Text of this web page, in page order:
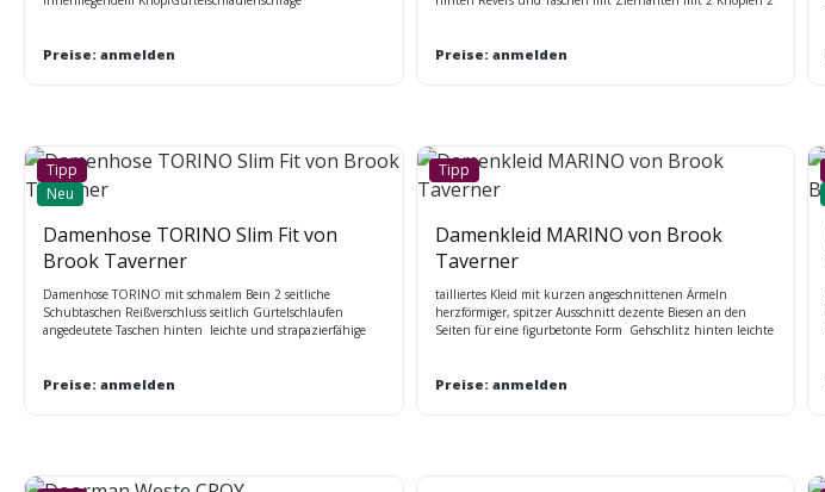
Preise: anmelden
mit Nano Ausrüstung
Preise: anmelden
Tipp
Neu
Damenhose TORINO Slim Fit von
Brook Taverner
Damenhose TORINO mit schmalem Bein 2 seitliche
Schubtaschen Reißverschluss seitlich Gürtelschlaufen
angedeutete Taschen hinten leichte und strapazierfähige
Preise: anmelden
Tipp
Damenkleid MARINO von Brook
Taverner
tailliertes Kleid mit kurzen angeschnittenen Ärmeln
herzförmiger, spitzer Ausschnitt dezente Biesen an den
Seiten für eine figurbetonte Form Gehschlitz hinten leichte
Regular Gr.34-52 und Long Gr.36-48 Maßtabelle BT
Preise: anmelden